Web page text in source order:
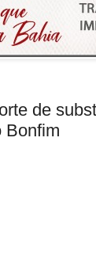
de
Bonfim